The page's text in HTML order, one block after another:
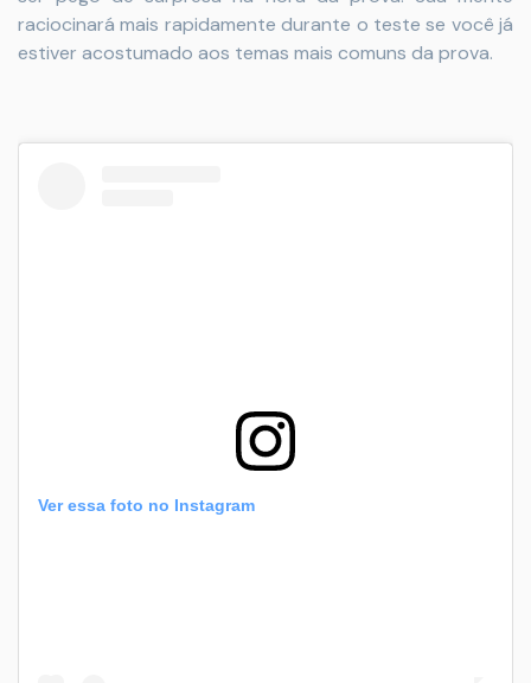
raciocinará mais rapidamente durante o teste se você já
estiver acostumado aos temas mais comuns da prova.
Ver essa foto no Instagram